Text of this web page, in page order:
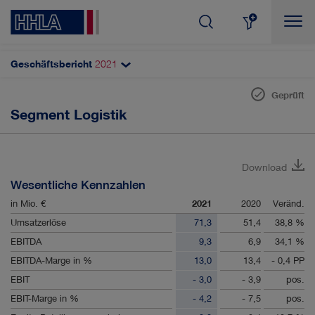
AKTIE & DIVIDENDE
CORPORATE GOVERNANCE
DIGITALISIERUNG ERGEBNISSE
INNOVATION KUNDEN & MÄRKTE
MANAGEMENT MITARBEITER
Geschäftsbericht 2021
Immobilien
Geprüft
Segment Logistik
Download
Wesentliche Kennzahlen
in Mio. € 2021 2020
Veränd.
Umsatzerlöse
71,3 51,4
38,8 %
EBITDA
9,3 6,9
34,1 %
EBITDA-Marge in %
13,0 13,4
- 0,4 PP
EBIT
- 3,0 - 3,9
pos.
EBIT-Marge in %
- 4,2 - 7,5
pos.